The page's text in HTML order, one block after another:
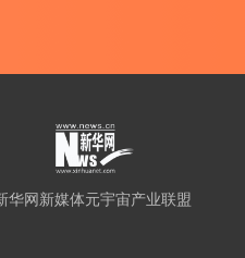
华网新媒体元宇宙产业联盟